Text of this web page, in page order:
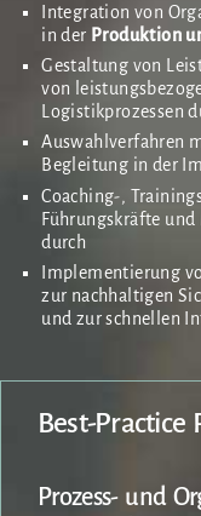
Integration von
in der Produktion
Gestaltung von
von
Logistikprozessen
Auswahlverfahren
Begleitung in der
Coaching-,
Führungskräfte
durch
Implementierung
zur nachhaltigen
und zur schnellen
Best-Practice
Prozess- und